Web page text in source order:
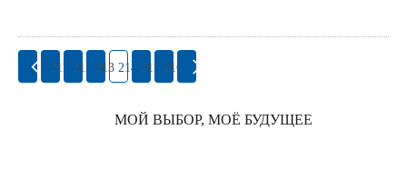
211 212 213 214 215 216
МОЙ ВЫБОР, МОЁ БУДУЩЕЕ